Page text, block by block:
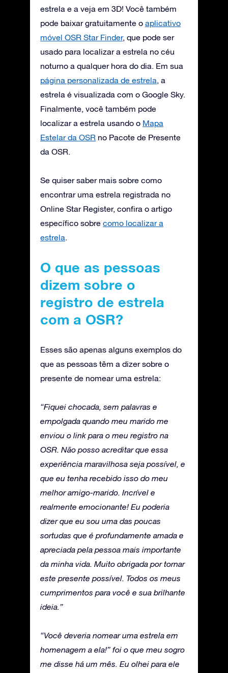
estrela e a veja em 3D! Você também
pode baixar gratuitamente o aplicativo
móvel OSR Star Finder, que pode ser
usado para localizar a estrela no céu
noturno a qualquer hora do dia. Em sua
página personalizada de estrela, a
estrela é visualizada com o Google Sky.
Finalmente, você também pode
localizar a estrela usando o Mapa
Estelar da OSR no Pacote de Presente
da OSR.
Se quiser saber mais sobre como
encontrar uma estrela registrada no
Online Star Register, confira o artigo
específico sobre como localizar a
estrela.
O que as pessoas
dizem sobre o
registro de estrela
com a OSR?
Esses são apenas alguns exemplos do
que as pessoas têm a dizer sobre o
presente de nomear uma estrela:
“Fiquei chocada, sem palavras e
empolgada quando meu marido me
enviou o link para o meu registro na
OSR. Não posso acreditar que essa
experiência maravilhosa seja possível, e
que eu tenha recebido isso do meu
melhor amigo-marido. Incrível e
realmente emocionante! Eu poderia
dizer que eu sou uma das poucas
sortudas que é profundamente amada e
apreciada pela pessoa mais importante
da minha vida. Muito obrigada por tornar
este presente possível. Todos os meus
cumprimentos para você e sua brilhante
ideia.”
“Você deveria nomear uma estrela em
homenagem a ela!” foi o que meu sogro
me disse há um mês. Eu olhei para ele